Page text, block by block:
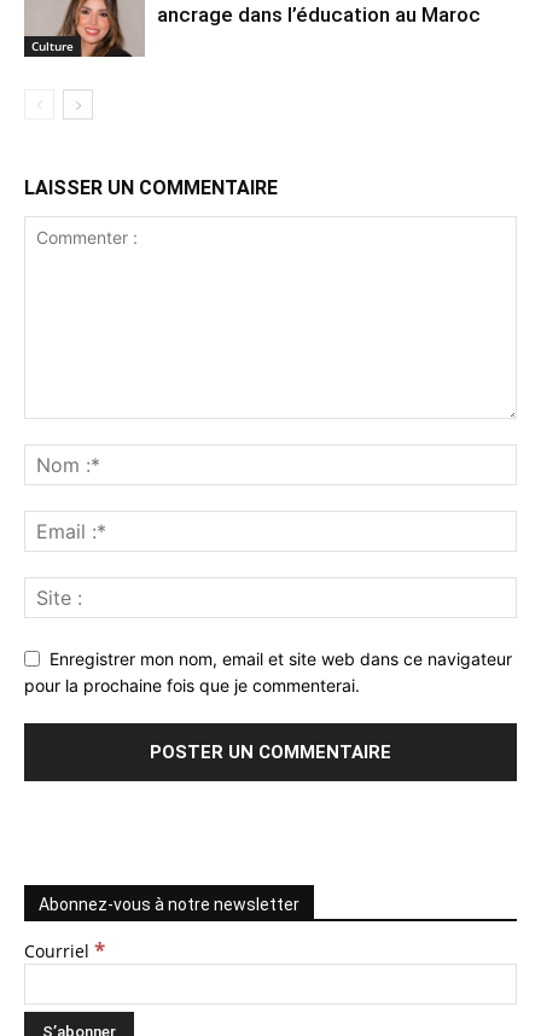
Culture
ancrage dans l’éducation au Maroc
LAISSER UN COMMENTAIRE
Enregistrer mon nom, email et site web dans ce navigateur
pour la prochaine fois que je commenterai.
Abonnez-vous à notre newsletter
Courriel *